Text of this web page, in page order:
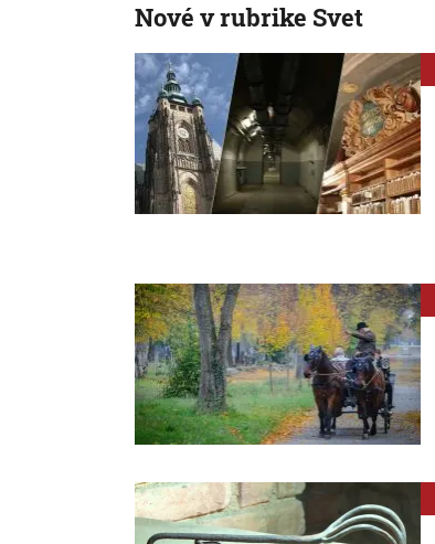
Nové v rubrike Svet